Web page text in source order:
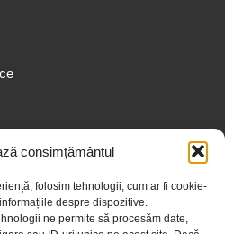
consimțământul
folosim tehnologii, cum ar fi cookie-
despre dispozitive.
ne permite să procesăm date,